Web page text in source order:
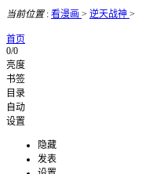
当前位置: 看漫画 > 逆天战神 >
首页
0/0
亮度
书签
目录
自动
设置
隐藏
发表